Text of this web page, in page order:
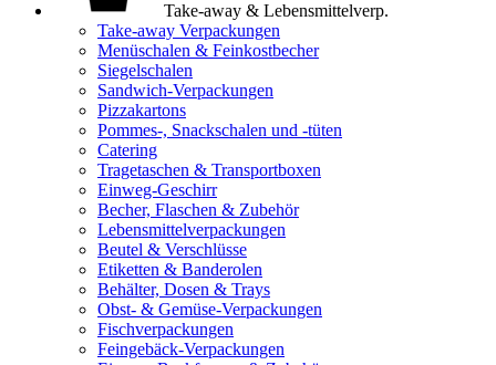
Take-away & Lebensmittelverp.
Take-away Verpackungen
Menüschalen & Feinkostbecher
Siegelschalen
Sandwich-Verpackungen
Pizzakartons
Pommes-, Snackschalen und -tüten
Catering
Tragetaschen & Transportboxen
Einweg-Geschirr
Becher, Flaschen & Zubehör
Lebensmittelverpackungen
Beutel & Verschlüsse
Etiketten & Banderolen
Behälter, Dosen & Trays
Obst- & Gemüse-Verpackungen
Fischverpackungen
Feingebäck-Verpackungen